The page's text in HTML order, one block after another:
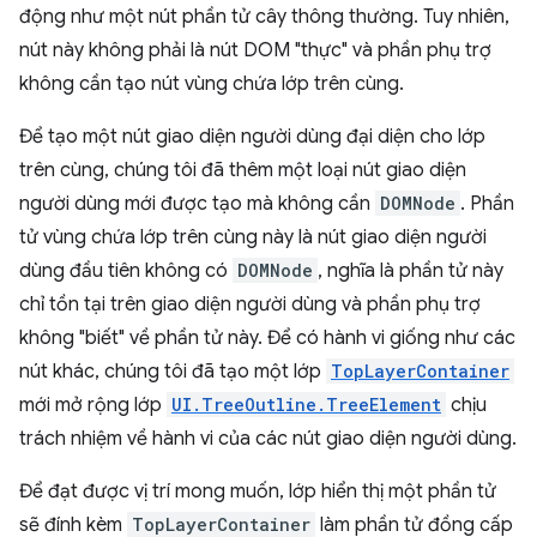
động như một nút phần tử cây thông thường. Tuy nhiên,
nút này không phải là nút DOM "thực" và phần phụ trợ
không cần tạo nút vùng chứa lớp trên cùng.
Để tạo một nút giao diện người dùng đại diện cho lớp
trên cùng, chúng tôi đã thêm một loại nút giao diện
người dùng mới được tạo mà không cần DOMNode . Phần
tử vùng chứa lớp trên cùng này là nút giao diện người
dùng đầu tiên không có DOMNode , nghĩa là phần tử này
chỉ tồn tại trên giao diện người dùng và phần phụ trợ
không "biết" về phần tử này. Để có hành vi giống như các
nút khác, chúng tôi đã tạo một lớp TopLayerContainer
mới mở rộng lớp UI.TreeOutline.TreeElement chịu
trách nhiệm về hành vi của các nút giao diện người dùng.
Để đạt được vị trí mong muốn, lớp hiển thị một phần tử
sẽ đính kèm TopLayerContainer làm phần tử đồng cấp